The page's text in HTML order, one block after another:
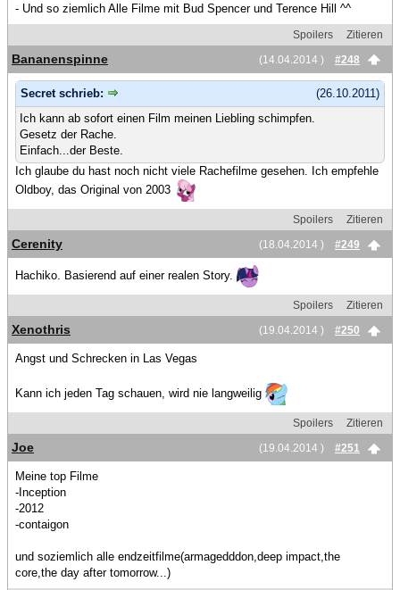
- Und so ziemlich Alle Filme mit Bud Spencer und Terence Hill ^^
Spoilers
Zitieren
(14.04.2014 )
#248
Bananenspinne
(26.10.2011)
Secret schrieb:
Ich kann ab sofort einen Film meinen Liebling schimpfen.
Gesetz der Rache.
Einfach...der Beste.
Ich glaube du hast noch nicht viele Rachefilme gesehen. Ich empfehle
Oldboy, das Original von 2003
Spoilers
Zitieren
(18.04.2014 )
#249
Cerenity
Hachiko. Basierend auf einer realen Story.
Spoilers
Zitieren
(19.04.2014 )
#250
Xenothris
Angst und Schrecken in Las Vegas
Kann ich jeden Tag schauen, wird nie langweilig
Spoilers
Zitieren
(19.04.2014 )
#251
Joe
Meine top Filme
-Inception
-2012
-contaigon
und soziemlich alle endzeitfilme(armagedddon,deep impact,the
core,the day after tomorrow...)